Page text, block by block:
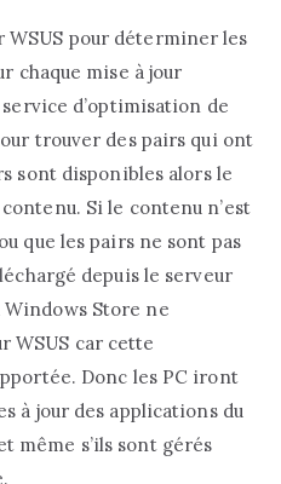
pour déterminer les
chaque mise à jour
d’optimisation de
trouver des pairs qui ont
sont disponibles alors le
Si le contenu n’est
que les pairs ne sont pas
depuis le serveur
Windows Store ne
WSUS car cette
Donc les PC iront
à jour des applications du
même s’ils sont gérés